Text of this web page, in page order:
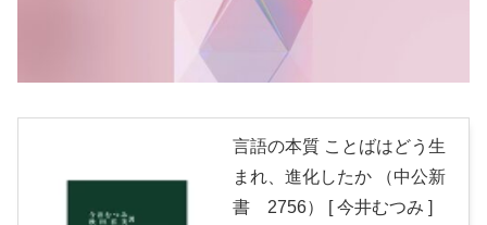
言語の本質 ことばはどう生
まれ、進化したか （中公新
書 2756） [ 今井むつみ ]